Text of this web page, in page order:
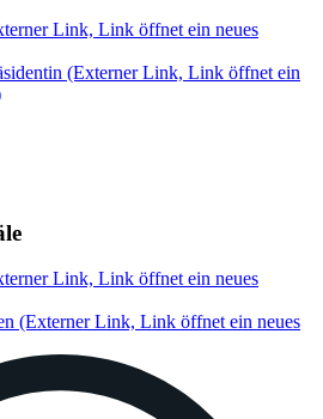
Link, Link öffnet ein neues
(Externer Link, Link öffnet ein
Link, Link öffnet ein neues
(Externer Link, Link öffnet ein neues